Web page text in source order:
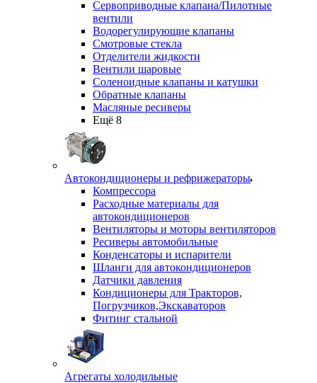
Сервоприводные клапана/Пилотные
вентили
Водорегулирующие клапаны
Смотровые стекла
Отделители жидкости
Вентили шаровые
Соленоидные клапаны и катушки
Обратные клапаны
Масляные ресиверы
Ещё 8
Автокондиционеры и рефрижераторы
Компрессора
Расходные материалы для
автокондиционеров
Вентиляторы и моторы вентиляторов
Ресиверы автомобильные
Конденсаторы и испарители
Шланги для автокондиционеров
Датчики давления
Кондиционеры для Тракторов,
Погрузчиков,Экскаваторов
Фитинг стальной
Агрегаты холодильные